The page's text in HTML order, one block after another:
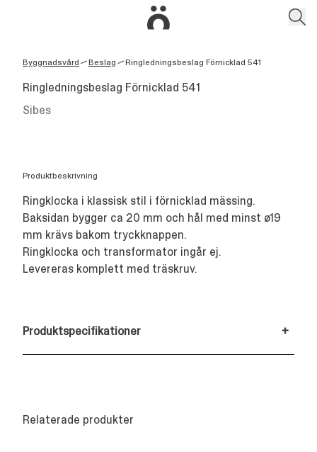
Byggnadsvård /Beslag /Ringledningsbeslag Förnicklad 541
Ringledningsbeslag Förnicklad 541
Sibes
Produktbeskrivning
Ringklocka i klassisk stil i förnicklad mässing.
Baksidan bygger ca 20 mm och hål med minst ø19
mm krävs bakom tryckknappen.
Ringklocka och transformator ingår ej.
Levereras komplett med träskruv.
Produktspecifikationer +
Relaterade produkter